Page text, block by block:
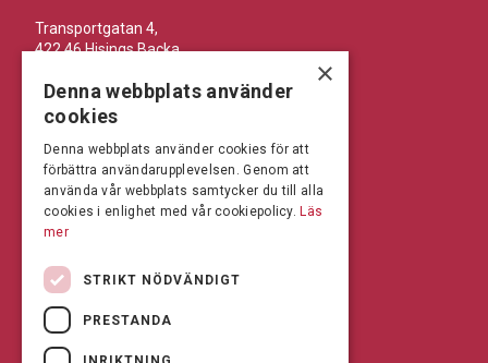
Transportgatan 4,
422 46 Hisings Backa
Mejl: Se flik längst ner till höger.
BRÅLANDA
Öppettider: 07:00-16:00
Andrésen Maskin i Brålanda AB
464 64 Brålanda
Telefon: 0521-57 57 30
×
Denna webbplats använder
cookies
Denna webbplats använder cookies för att
förbättra användarupplevelsen. Genom att
använda vår webbplats samtycker du till alla
cookies i enlighet med vår cookiepolicy. Läs
mer
STRIKT NÖDVÄNDIGT
PRESTANDA